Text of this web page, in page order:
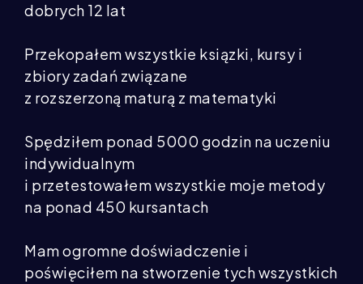
dobrych 12 lat
Przekopałem wszystkie ksiązki, kursy i
zbiory zadań związane
z rozszerzoną maturą z matematyki
Spędziłem ponad 5000 godzin na uczeniu
indywidualnym
i przetestowałem wszystkie moje metody
na ponad 450 kursantach
Mam ogromne doświadczenie i
poświęciłem na stworzenie tych wszystkich